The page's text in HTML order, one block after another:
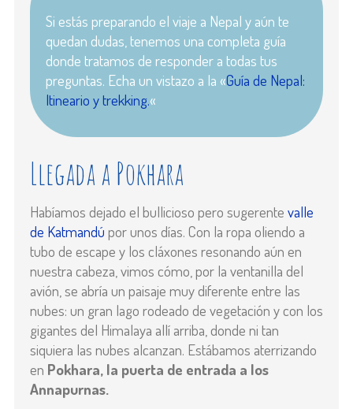
Si estás preparando el viaje a Nepal y aún te
quedan dudas, tenemos una completa guía
donde tratamos de responder a todas tus
preguntas. Echa un vistazo a la «Guía de Nepal:
Itineario y trekking.«
Llegada a Pokhara
Habíamos dejado el bullicioso pero sugerente valle
de Katmandú por unos días. Con la ropa oliendo a
tubo de escape y los cláxones resonando aún en
nuestra cabeza, vimos cómo, por la ventanilla del
avión, se abría un paisaje muy diferente entre las
nubes: un gran lago rodeado de vegetación y con los
gigantes del Himalaya allí arriba, donde ni tan
siquiera las nubes alcanzan. Estábamos aterrizando
en Pokhara, la puerta de entrada a los
Annapurnas.